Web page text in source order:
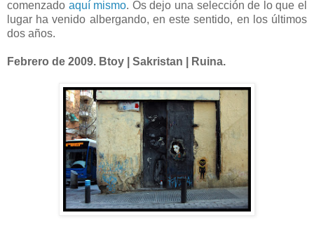
comenzado aquí mismo. Os dejo una selección de lo que el
lugar ha venido albergando, en este sentido, en los últimos
dos años.
Febrero de 2009. Btoy | Sakristan | Ruina.